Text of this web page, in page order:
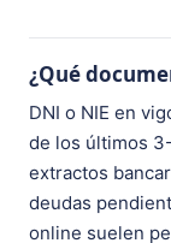
¿Qué
DNI o NIE en
de los últimos
extractos
deudas
online suelen